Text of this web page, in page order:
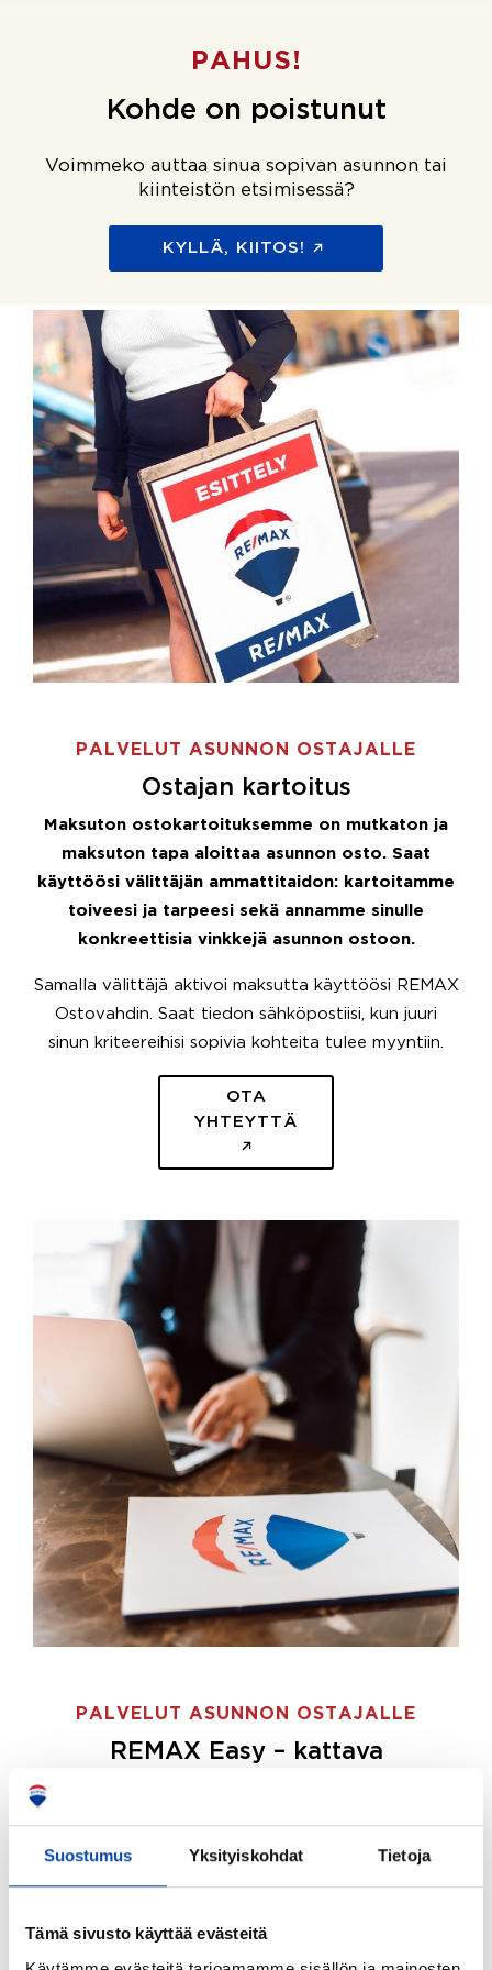
Suostumus Yksityiskohdat Tietoja
Tämä sivusto käyttää evästeitä
PAHUS!
Kohde on poistunut
Voimmeko auttaa sinua sopivan asunnon tai
kiinteistön etsimisessä?
KYLLÄ, KIITOS!
PALVELUT ASUNNON OSTAJALLE
Ostajan kartoitus
Maksuton ostokartoituksemme on mutkaton ja
maksuton tapa aloittaa asunnon osto. Saat
käyttöösi välittäjän ammattitaidon: kartoitamme
toiveesi ja tarpeesi sekä annamme sinulle
konkreettisia vinkkejä asunnon ostoon.
Samalla välittäjä aktivoi maksutta käyttöösi REMAX
Ostovahdin. Saat tiedon sähköpostiisi, kun juuri
sinun kriteereihisi sopivia kohteita tulee myyntiin.
OTA
YHTEYTTÄ
PALVELUT ASUNNON OSTAJALLE
REMAX Easy – kattava
ostajille.
Tee ostotoimeksianto ja etsimme juuri